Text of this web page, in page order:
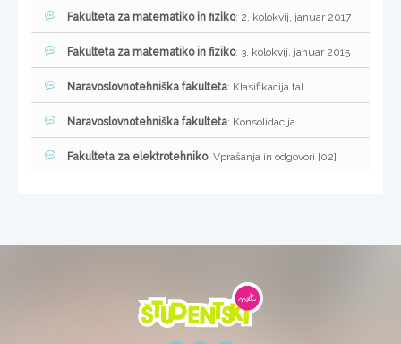
Fakulteta za matematiko in fiziko: 2. kolokvij, januar 2017
Fakulteta za matematiko in fiziko: 3. kolokvij, januar 2015
Naravoslovnotehniška fakulteta: Klasifikacija tal
Naravoslovnotehniška fakulteta: Konsolidacija
Fakulteta za elektrotehniko: Vprašanja in odgovori [02]